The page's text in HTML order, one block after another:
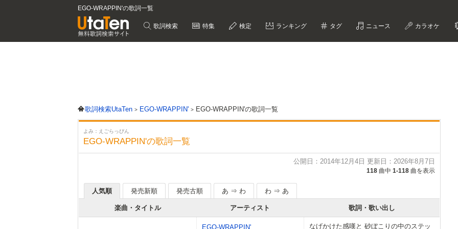
EGO-WRAPPIN'の歌詞一覧
歌詞検索 特集 検定 ランキング タグ ニュース カラオケ
歌詞検索UtaTen EGO-WRAPPIN' EGO-WRAPPIN'の歌詞一覧
よみ：えごらっぴん
EGO-WRAPPIN'の歌詞一覧
公開日：2014年12月4日 更新日：2026年8月7日
118 曲中 1-118 曲を表示
人気順 発売新順 発売古順 あ ⇒ わ わ ⇒ あ
楽曲・タイトル アーティスト 歌詞・歌い出し
EGO-WRAPPIN'
なげかけた感嘆と 砂ぼこりの中のステッ